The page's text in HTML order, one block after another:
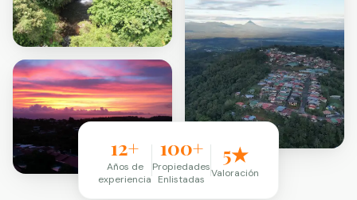
12+
Años de
experiencia
100+
Propiedades
Enlistadas
5★
Valoración